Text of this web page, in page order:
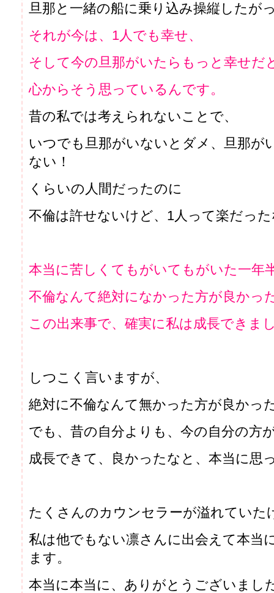
旦那と一緒の船に乗り込み操縦したが
それが今は、1人でも幸せ、
そして今の旦那がいたらもっと幸せだ
心からそう思っているんです。
昔の私では考えられないことで、
いつでも旦那がいないとダメ、旦那が
ない！
くらいの人間だったのに
不倫は許せないけど、1人って楽だっ
本当に苦しくてもがいてもがいた一年
不倫なんて絶対になかった方が良かっ
この出来事で、確実に私は成長できま
しつこく言いますが、
絶対に不倫なんて無かった方が良か
でも、昔の自分よりも、今の自分の方
成長できて、良かったなと、本当に思
たくさんのカウンセラーが溢れていた
私は他でもない凛さんに出会えて本当
ます。
本当に本当に、ありがとうございまし